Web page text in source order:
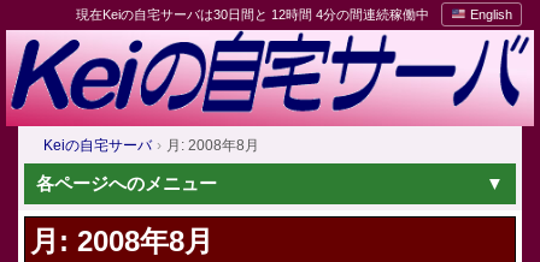
現在Keiの自宅サーバは30日間と 12時間 4分の間連続稼働中 English
Keiの自宅サーバ 月: 2008年8月
各ページへのメニュー
月: 2008年8月